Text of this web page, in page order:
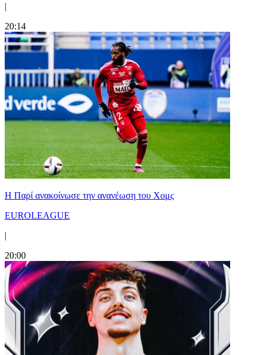
|
20:14
Η Παρί ανακοίνωσε την ανανέωση του Χομς
EUROLEAGUE
|
20:00